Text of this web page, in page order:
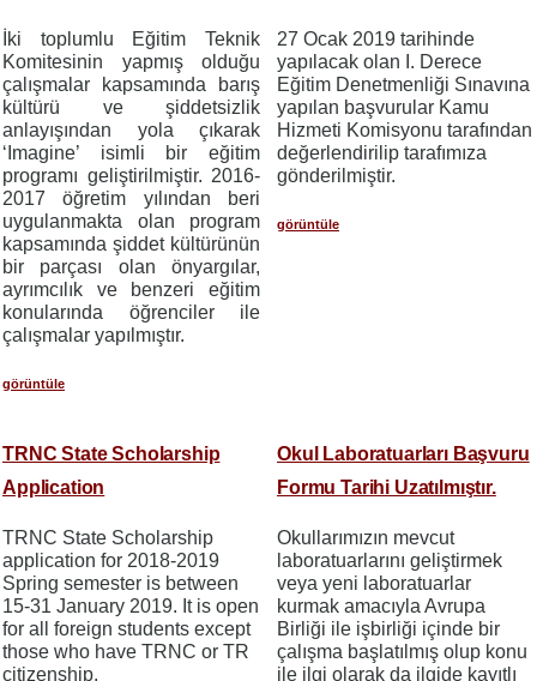
İki toplumlu Eğitim Teknik
Komitesinin yapmış olduğu
çalışmalar kapsamında
barış
kültürü ve şiddetsizlik
anlayışından yola çıkarak
‘Imagine’ isimli bir eğitim
programı geliştirilmiştir. 2016-
2017 öğretim yılından beri
uygulanmakta olan program
kapsamında şiddet kültürünün
bir parçası olan önyargılar,
ayrımcılık ve benzeri eğitim
konularında öğrenciler ile
çalışmalar yapılmıştır.
görüntüle
27 Ocak 2019 tarihinde
yapılacak olan I. Derece
Eğitim Denetmenliği Sınavına
yapılan başvurular Kamu
Hizmeti Komisyonu tarafından
değerlendirilip tarafımıza
gönderilmiştir.
görüntüle
TRNC State Scholarship
Application
TRNC State Scholarship
application for 2018-2019
Spring semester is between
15-31 January 2019. It is open
for all foreign students except
those who have TRNC or TR
citizenship.
Okul Laboratuarları Başvuru
Formu Tarihi Uzatılmıştır.
Okullarımızın mevcut
laboratuarlarını geliştirmek
veya yeni laboratuarlar
kurmak amacıyla Avrupa
Birliği ile işbirliği içinde bir
çalışma başlatılmış olup konu
ile ilgi olarak da ilgide kayıtlı